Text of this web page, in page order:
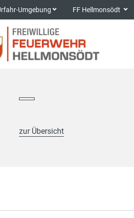
Umgebung FF Hellmonsödt
zur Übersicht